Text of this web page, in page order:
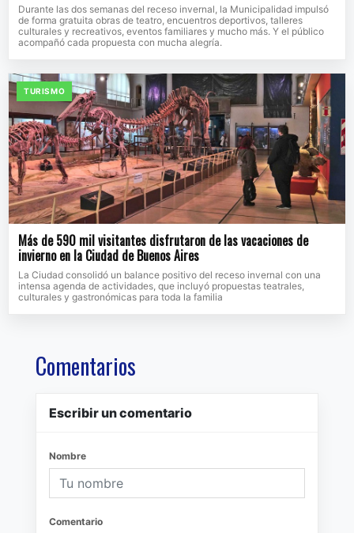
Durante las dos semanas del receso invernal, la Municipalidad impulsó
de forma gratuita obras de teatro, encuentros deportivos, talleres
culturales y recreativos, eventos familiares y mucho más. Y el público
acompañó cada propuesta con mucha alegría.
TURISMO
Más de 590 mil visitantes disfrutaron de las vacaciones de
invierno en la Ciudad de Buenos Aires
La Ciudad consolidó un balance positivo del receso invernal con una
intensa agenda de actividades, que incluyó propuestas teatrales,
culturales y gastronómicas para toda la familia
Comentarios
Escribir un comentario
Nombre
Comentario